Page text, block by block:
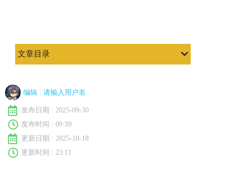
编辑 : 请输入用户名
发布日期 : 2025-09-30
发布时间 : 09:39
更新日期 : 2025-10-18
更新时间 : 23:11
文章目录